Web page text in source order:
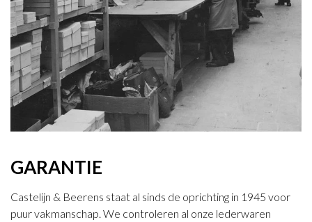
GARANTIE
Castelijn & Beerens staat al sinds de oprichting in 1945 voor
puur vakmanschap. We controleren al onze lederwaren